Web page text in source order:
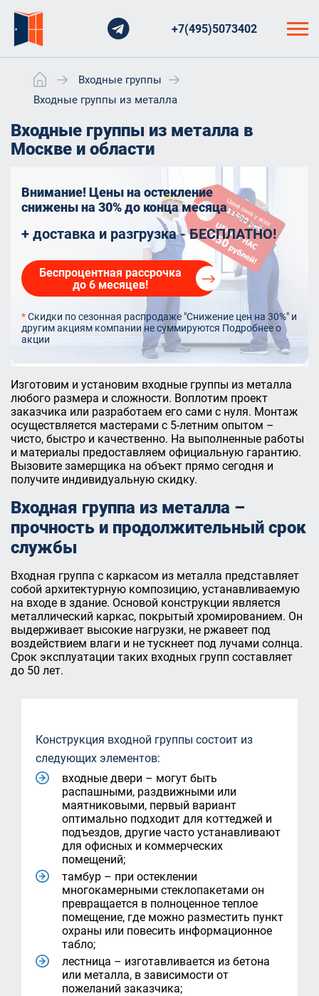
+7(495)5073402
Входные группы
Входные группы из металла
Входные группы из металла в
Москве и области
Внимание! Цены на остекление
снижены на 30%до конца месяца
+ доставка и разгрузка - БЕСПЛАТНО!
Беспроцентная рассрочка
до 6 месяцев!
*Скидки по сезонная распродаже "Снижение цен на 30%" и
другим акциям компании не суммируются Подробнее о
акции
Изготовим и установим входные группы из металла
любого размера и сложности. Воплотим проект
заказчика или разработаем его сами с нуля. Монтаж
осуществляется мастерами с 5-летним опытом –
чисто, быстро и качественно. На выполненные работы
и материалы предоставляем официальную гарантию.
Вызовите замерщика на объект прямо сегодня и
получите индивидуальную скидку.
Входная группа из металла –
прочность и продолжительный срок
службы
Входная группа с каркасом из металла представляет
собой архитектурную композицию, устанавливаемую
на входе в здание. Основой конструкции является
металлический каркас, покрытый хромированием. Он
выдерживает высокие нагрузки, не ржавеет под
воздействием влаги и не тускнеет под лучами солнца.
Срок эксплуатации таких входных групп составляет
до 50 лет.
Конструкция входной группы состоит из
следующих элементов:
входные двери – могут быть
распашными, раздвижными или
маятниковыми, первый вариант
оптимально подходит для коттеджей и
подъездов, другие часто устанавливают
для офисных и коммерческих
помещений;
тамбур – при остеклении
многокамерными стеклопакетами он
превращается в полноценное теплое
помещение, где можно разместить пункт
охраны или повесить информационное
табло;
лестница – изготавливается из бетона
или металла, в зависимости от
пожеланий заказчика;